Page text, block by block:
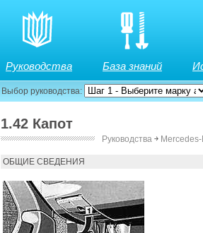
Руководства База знаний
Выбор руководства:
1.42 Капот
Руководства ￫
ОБЩИЕ СВЕДЕНИЯ